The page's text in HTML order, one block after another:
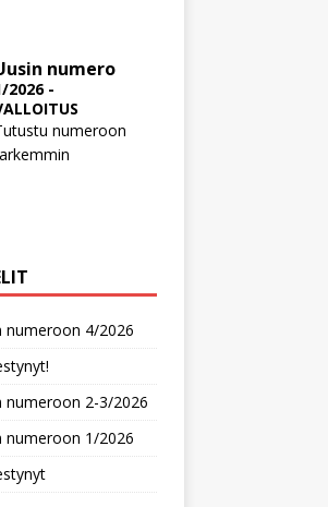
numero
2026 -
numeroon
numeroon 4/2026
numeroon 2-3/2026
numeroon 1/2026